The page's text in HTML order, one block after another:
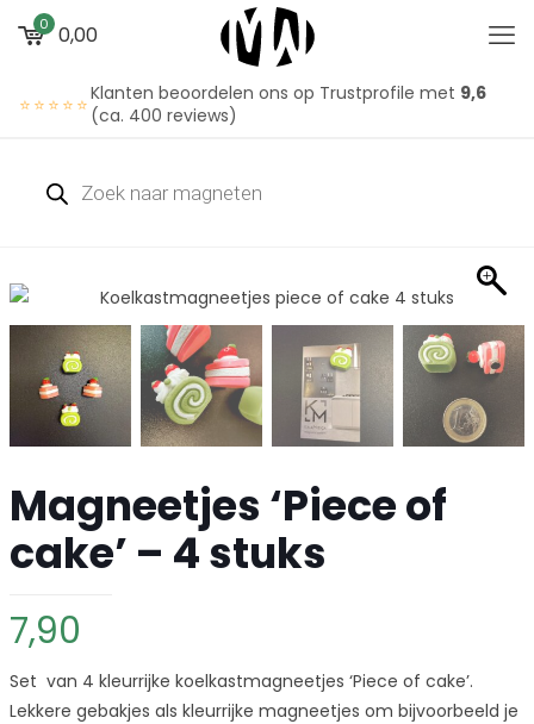
0 0,00
⭐⭐⭐⭐⭐Klanten beoordelen ons op Trustprofile met 9,6
(ca. 400 reviews)
Magneetjes ‘Piece of
cake’ – 4 stuks
7,90
Set van 4 kleurrijke koelkastmagneetjes ‘Piece of cake’.
Lekkere gebakjes als kleurrijke magneetjes om bijvoorbeeld je